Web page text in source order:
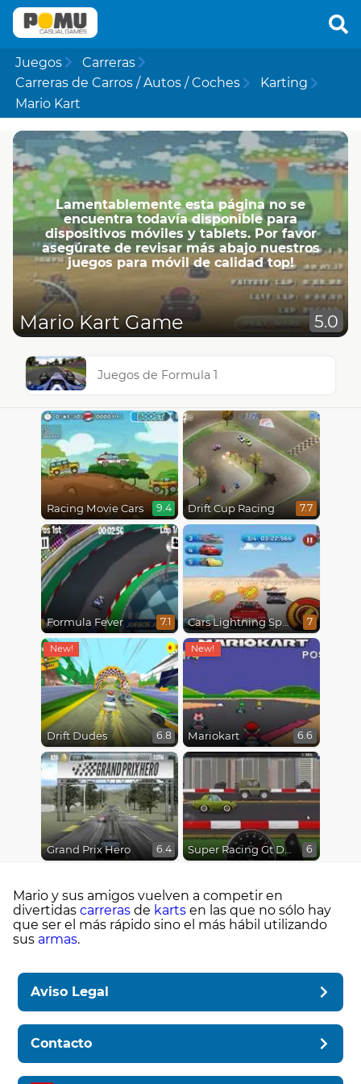
Juegos
Carreras
Carreras de Carros / Autos / Coches
Karting
Mario Kart
Lamentablemente esta página no se
encuentra todavía disponible para
dispositivos móviles y tablets. Por favor
asegúrate de revisar más abajo nuestros
juegos para móvil de calidad top!
Mario Kart Game 5.0
Juegos de Formula 1
Racing Movie Cars 9.4 Drift Cup Racing 7.7
Formula Fever 7.1 Cars Lightning Speed 7
Drift Dudes 6.8 Mariokart 6.6
Grand Prix Hero 6.4 Super Racing Gt Drag Pro 6
Mario y sus amigos vuelven a competir en
divertidas carreras de karts en las que no sólo hay
que ser el más rápido sino el más hábil utilizando
sus armas.
Aviso Legal
Contacto